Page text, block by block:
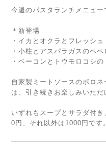
今週のパスタランチメニュー
＊新登場
・イカとオクラとフレッシ
・小柱とアスパラガスのペペ
・ベーコンとトウモロコシの
自家製ミートソースのボロ
は、引き続きお楽しみいただ
いずれもスープとサラダ付
0円、それ以外は1000円です